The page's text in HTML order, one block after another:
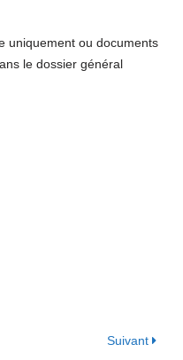
uniquement ou documents
le dossier général
Suivant